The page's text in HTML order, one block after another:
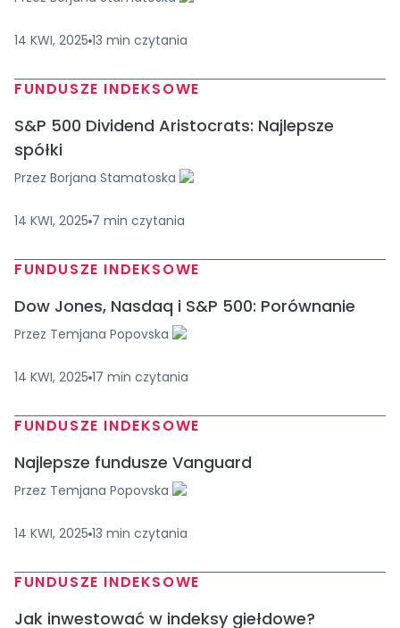
14 KWI, 2025 13 min czytania
FUNDUSZE INDEKSOWE
S&P 500 Dividend Aristocrats: Najlepsze
spółki
Przez Borjana Stamatoska
14 KWI, 2025 7 min czytania
FUNDUSZE INDEKSOWE
Dow Jones, Nasdaq i S&P 500: Porównanie
Przez Temjana Popovska
14 KWI, 2025 17 min czytania
FUNDUSZE INDEKSOWE
Najlepsze fundusze Vanguard
Przez Temjana Popovska
14 KWI, 2025 13 min czytania
FUNDUSZE INDEKSOWE
Jak inwestować w indeksy giełdowe?